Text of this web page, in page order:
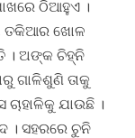
ଠିଆହୁଏ ।
ତକିଆର ଖୋଳ
। ଅଙ୍କ ଚିହ୍ନି
ଗାଳିଶୁଣି ତାକୁ
ଯାଉଛି ।
। ସହରରେ ଚୁନି